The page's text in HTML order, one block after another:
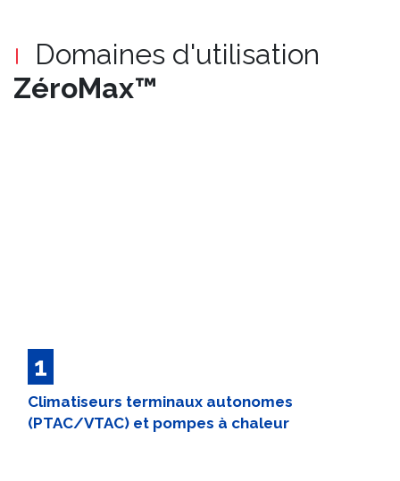
Domaines d'utilisation
ZéroMax™
1
Climatiseurs terminaux autonomes
(PTAC/VTAC) et pompes à chaleur